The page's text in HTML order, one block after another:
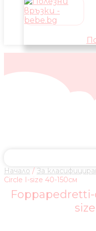
Начало / За
Circle I-size 40-150см
Foppapedretti-